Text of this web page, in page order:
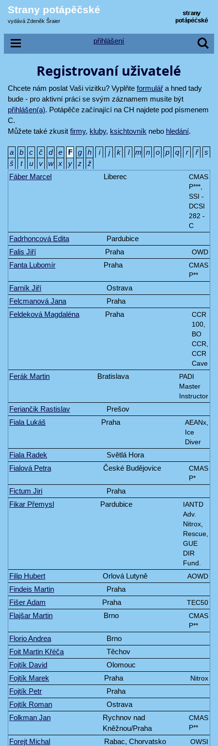
Strany potápěčské
vydává Zdeněk Šraier
přihlášení
Registrovaní uživatelé
Chcete nám poslat Vaši vizitku? Vyplňte formulář a hned tady
bude - pro aktivní práci se svým záznamem musíte být
přihlášen(a). Potápěče začínající na CH najdete pod písmenem
C.
Můžete také zkusit firmy, kluby, ksichtovník nebo hledání.
a b c č d e F g h i j k l m n o p q r ř
s
š
t u v w x y z
ž
Fáber Marcel
Liberec
CMAS
P***,
SSI -
DCSI
282 -
C
Fadrhoncová Edita
Pardubice
Falis Jiří
Praha OWD
Fanta Lubomír Praha
CMAS
P**
Farník Jiří
Ostrava
Felcmanová Jana
Praha
Feldeková Magdaléna
Praha
CCR
100,
BO
CCR,
CCR
Cave
Ferák Martin Bratislava
PADI
Master
Instructor
Feriančik Rastislav
Prešov
Fiala Lukáš
Praha
AEANx,
Ice
Diver
Fiala Radek
Světlá Hora
Fialová Petra
České Budějovice
CMAS
P*
Fictum Jiri
Praha
Fikar Přemysl
Pardubice
IANTD
Adv.
Nitrox,
Rescue,
GUE
DIR
Fund.
Filip Hubert Orlová Lutyně AOWD
Findeis Martin
Praha
Fišer Adam
Praha TEC50
Flajšar Martin Brno
CMAS
P**
Florio Andrea
Brno
Foit Martin Křéča
Těchov
Fojtík David
Olomouc
Fojtík Marek
Praha Nitrox
Fojtík Petr
Praha
Fojtík Roman
Ostrava
Folkman Jan
Rychnov nad
Kněžnou/Praha
CMAS
P**
Forejt Michal Rabac, Chorvatsko
OWSI